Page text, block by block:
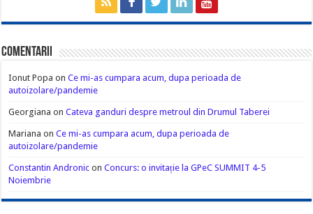
Comentarii
Ionut Popa onCe mi-as cumpara acum, dupa perioada de
autoizolare/pandemie
Georgiana onCateva ganduri despre metroul din Drumul Taberei
Mariana onCe mi-as cumpara acum, dupa perioada de
autoizolare/pandemie
Constantin Andronic onConcurs: o invitație la GPeC SUMMIT 4-5
Noiembrie